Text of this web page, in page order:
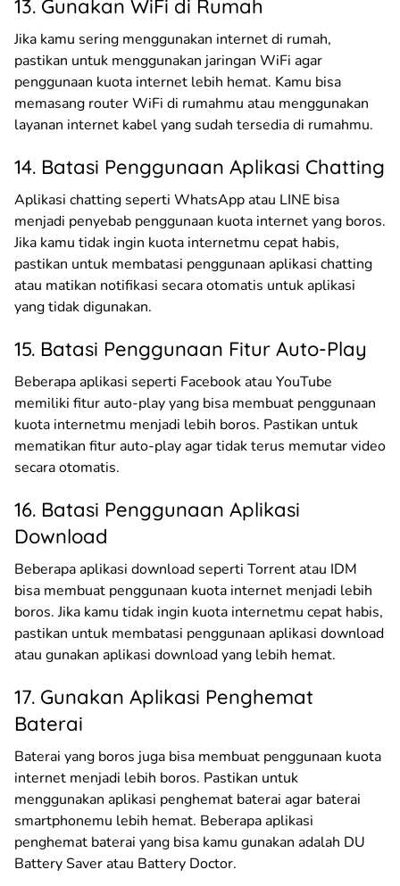
13. Gunakan WiFi di Rumah
Jika kamu sering menggunakan internet di rumah,
pastikan untuk menggunakan jaringan WiFi agar
penggunaan kuota internet lebih hemat. Kamu bisa
memasang router WiFi di rumahmu atau menggunakan
layanan internet kabel yang sudah tersedia di rumahmu.
14. Batasi Penggunaan Aplikasi Chatting
Aplikasi chatting seperti WhatsApp atau LINE bisa
menjadi penyebab penggunaan kuota internet yang boros.
Jika kamu tidak ingin kuota internetmu cepat habis,
pastikan untuk membatasi penggunaan aplikasi chatting
atau matikan notifikasi secara otomatis untuk aplikasi
yang tidak digunakan.
15. Batasi Penggunaan Fitur Auto-Play
Beberapa aplikasi seperti Facebook atau YouTube
memiliki fitur auto-play yang bisa membuat penggunaan
kuota internetmu menjadi lebih boros. Pastikan untuk
mematikan fitur auto-play agar tidak terus memutar video
secara otomatis.
16. Batasi Penggunaan Aplikasi
Download
Beberapa aplikasi download seperti Torrent atau IDM
bisa membuat penggunaan kuota internet menjadi lebih
boros. Jika kamu tidak ingin kuota internetmu cepat habis,
pastikan untuk membatasi penggunaan aplikasi download
atau gunakan aplikasi download yang lebih hemat.
17. Gunakan Aplikasi Penghemat
Baterai
Baterai yang boros juga bisa membuat penggunaan kuota
internet menjadi lebih boros. Pastikan untuk
menggunakan aplikasi penghemat baterai agar baterai
smartphonemu lebih hemat. Beberapa aplikasi
penghemat baterai yang bisa kamu gunakan adalah DU
Battery Saver atau Battery Doctor.